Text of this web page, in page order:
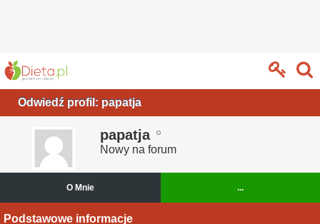
Odwiedź profil: papatja
papatja
Nowy na forum
O Mnie ...
Podstawowe informacje